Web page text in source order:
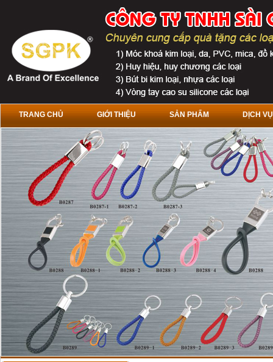
TRANG CHỦ GIỚI THIỆU SẢN PHẨM DỊCH VỤ